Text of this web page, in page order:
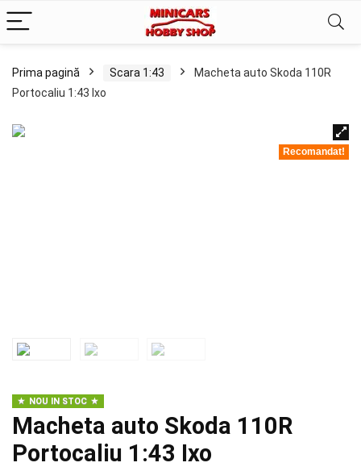
Prima pagină Scara 1:43
Macheta auto Skoda 110R
Portocaliu 1:43 Ixo
Recomandat!
NOU IN STOC
Macheta auto Skoda 110R
Portocaliu 1:43 Ixo